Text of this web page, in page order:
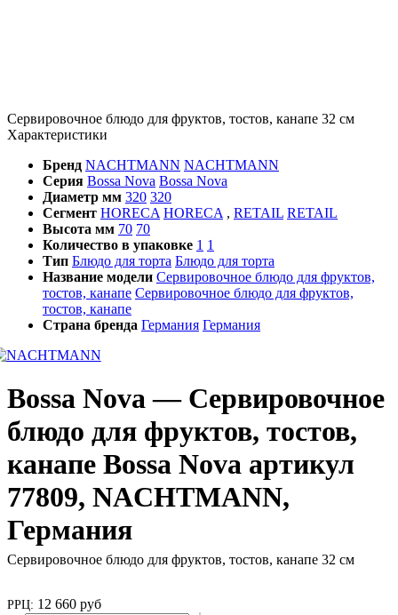
Сервировочное блюдо для фруктов, тостов, канапе 32 cм
Характеристики
Бренд NACHTMANN NACHTMANN
Серия Bossa Nova Bossa Nova
Диаметр мм 320 320
Сегмент HORECA HORECA , RETAIL RETAIL
Высота мм 70 70
Количество в упаковке 1 1
Тип Блюдо для торта Блюдо для торта
Название модели Сервировочное блюдо для фруктов,
тостов, канапе Сервировочное блюдо для фруктов,
тостов, канапе
Страна бренда Германия Германия
Bossa Nova — Сервировочное
блюдо для фруктов, тостов,
канапе Bossa Nova артикул
77809, NACHTMANN,
Германия
Сервировочное блюдо для фруктов, тостов, канапе 32 cм
РРЦ: 12 660 руб